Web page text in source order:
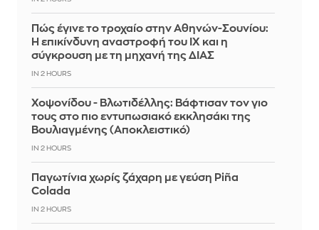
Πώς έγινε το τροχαίο στην Αθηνών-Σουνίου:
Η επικίνδυνη αναστροφή του ΙΧ και η
σύγκρουση με τη μηχανή της ΔΙΑΣ
IN 2 HOURS
Χοψονίδου - Βλωτιδέλλης: Βάφτισαν τον γιο
τους στο πιο εντυπωσιακό εκκλησάκι της
Βουλιαγμένης (Αποκλειστικό)
IN 2 HOURS
Παγωτίνια χωρίς ζάχαρη με γεύση Piña
Colada
IN 2 HOURS